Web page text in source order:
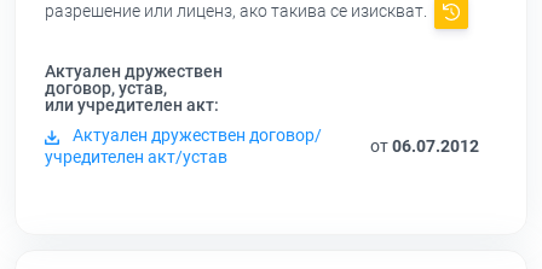
разрешение или лиценз, ако такива се изискват.
Актуален дружествен
договор, устав,
или учредителен акт:
Актуален дружествен договор/
учредителен акт/устав
от06.07.2012